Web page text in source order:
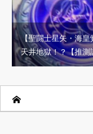
【聖闘士星矢・海
天井地獄！？【推